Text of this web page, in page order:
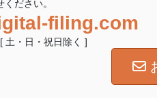
ださい。
filing.com
土・日・祝日除く ]